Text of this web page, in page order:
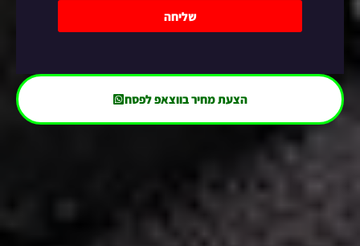
שליחה
הצעת מחיר בווצאפ לפסח